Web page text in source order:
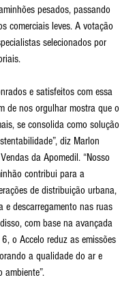
pesados, passando
comerciais leves. A votação
selecionados por
e satisfeitos com essa
de nos orgulhar mostra que o
se consolida como solução
diz Marlon
da Apomedil. “Nosso
contribui para a
de distribuição urbana,
e descarregamento nas ruas
com base na avançada
o Accelo reduz as emissões
a qualidade do ar e
ambiente”.